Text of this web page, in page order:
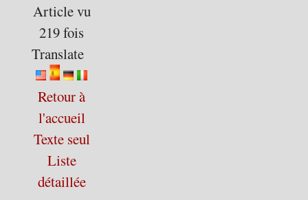
Article vu
219 fois
Translate
Retour à
l'accueil
Texte seul
Liste
détaillée